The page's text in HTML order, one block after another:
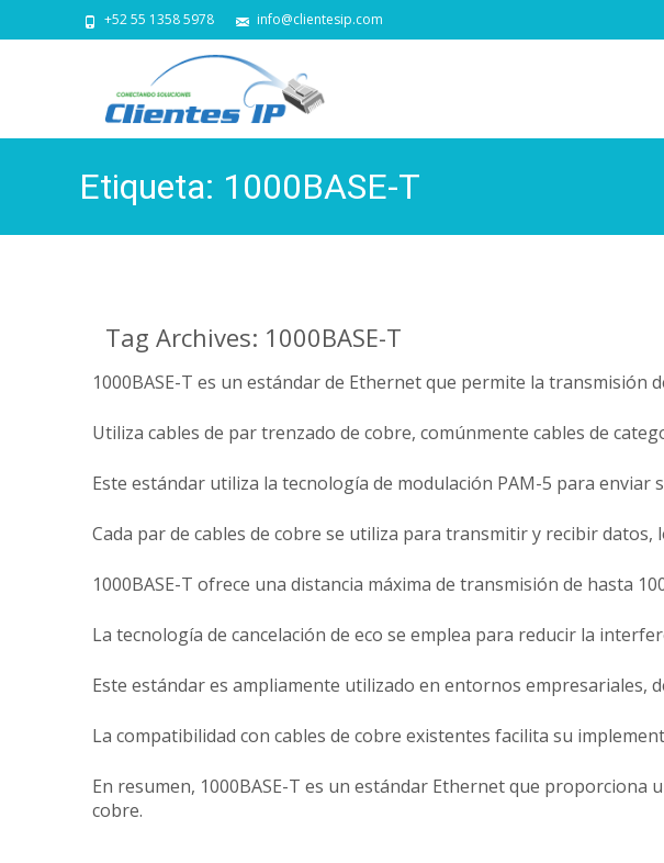
+52 55 1358 5978 info@clientesip.com
Etiqueta: 1000BASE-T
Tag Archives: 1000BASE-T
1000BASE-T es un estándar de Ethernet que permite la transmisión
Utiliza cables de par trenzado de cobre, comúnmente cables de
Este estándar utiliza la tecnología de modulación PAM-5 para enviar
Cada par de cables de cobre se utiliza para transmitir y recibir
1000BASE-T ofrece una distancia máxima de transmisión de hasta
La tecnología de cancelación de eco se emplea para reducir la
Este estándar es ampliamente utilizado en entornos empresariales,
La compatibilidad con cables de cobre existentes facilita su
En resumen, 1000BASE-T es un estándar Ethernet que proporciona
cobre.